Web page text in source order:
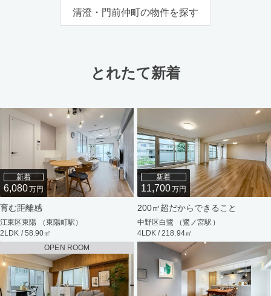
清澄・門前仲町の物件を探す
とれたて新着
新着
6,080万円
育む距離感
江東区東陽 （東陽町駅）
2LDK / 58.90㎡
新着
11,700万円
200㎡超だからできること
中野区白鷺 （鷺ノ宮駅）
4LDK / 218.94㎡
OPEN ROOM